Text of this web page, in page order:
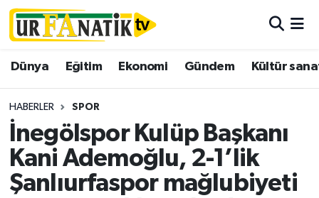
Dünya Eğitim Ekonomi Gündem Kültür
HABERLER SPOR
İnegölspor Kulüp Başkanı
Kani Ademoğlu, 2-1’lik
Şanlıurfaspor mağlubiyeti
Trafik Durumu
Süper Lig Puan Durumu ve Fikstür
Tüm Manşetler